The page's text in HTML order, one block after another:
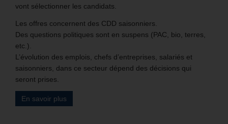
vont sélectionner les candidats.
Les offres concernent des CDD saisonniers.
Des questions politiques sont en suspens (PAC, bio, terres,
etc.).
L’évolution des emplois, chefs d’entreprises, salariés et
saisonniers, dans ce secteur dépend des décisions qui
seront prises.
En savoir plus